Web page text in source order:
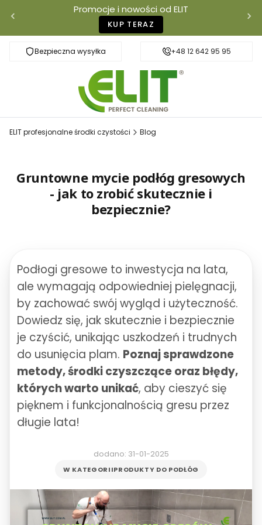
Promocje i nowości od ELIT
KUP TERAZ
Bezpieczna wysyłka Szybka dostawa
+48 12 642 95 95
ELIT profesjonalne środki czystości Blog
Gruntowne mycie podłóg gresowych
- jak to zrobić skutecznie i
bezpiecznie?
Podłogi gresowe to inwestycja na lata,
ale wymagają odpowiedniej pielęgnacji,
by zachować swój wygląd i użyteczność.
Dowiedz się, jak skutecznie i bezpiecznie
je czyścić, unikając uszkodzeń i trudnych
do usunięcia plam. Poznaj sprawdzone
metody, środki czyszczące oraz błędy,
których warto unikać, aby cieszyć się
pięknem i funkcjonalnością gresu przez
długie lata!
dodano: 31-01-2025
W KATEGORIIPRODUKTY DO PODŁÓG